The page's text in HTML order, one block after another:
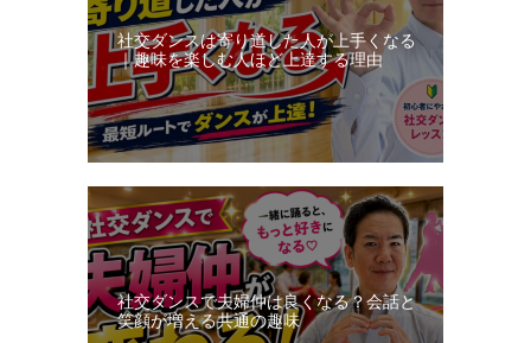
社交ダンスは寄り道した人が上手くなる
｜趣味を楽しむ人ほど上達する理由
社交ダンスで夫婦仲は良くなる？会話と
笑顔が増える共通の趣味